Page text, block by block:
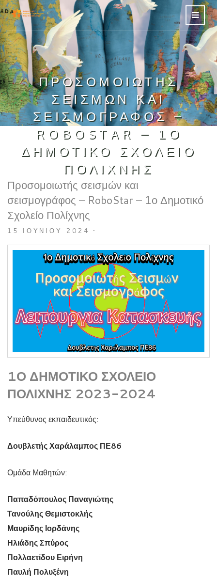
ΠΡΟΣΟΜΟΙΩΤΉΣ
ΣΕΙΣΜΏΝ ΚΑΙ
ΣΕΙΣΜΟΓΡΆΦΟΣ –
ROBOSTAR – 1Ο
ΔΗΜΟΤΙΚΌ ΣΧΟΛΕΊΟ
ΠΟΛΊΧΝΗΣ
Προσομοιωτής σεισμών και
σεισμογράφος – RoboStar – 1ο Δημοτικό
Σχολείο Πολίχνης
15 ΙΟΥΝΊΟΥ 2024 •
1Ο ΔΗΜΟΤΙΚΌ ΣΧΟΛΕΊΟ
ΠΟΛΊΧΝΗΣ 2023-2024
Υπεύθυνος εκπαιδευτικός:
Δουβλετής Χαράλαμπος ΠΕ86
Ομάδα Μαθητών:
Παπαδόπουλος Παναγιώτης
Τανούλης Θεμιστοκλής
Μαυρίδης Ιορδάνης
Ηλιάδης Σπύρος
Πολλαετίδου Ειρήνη
Παυλή Πολυξένη